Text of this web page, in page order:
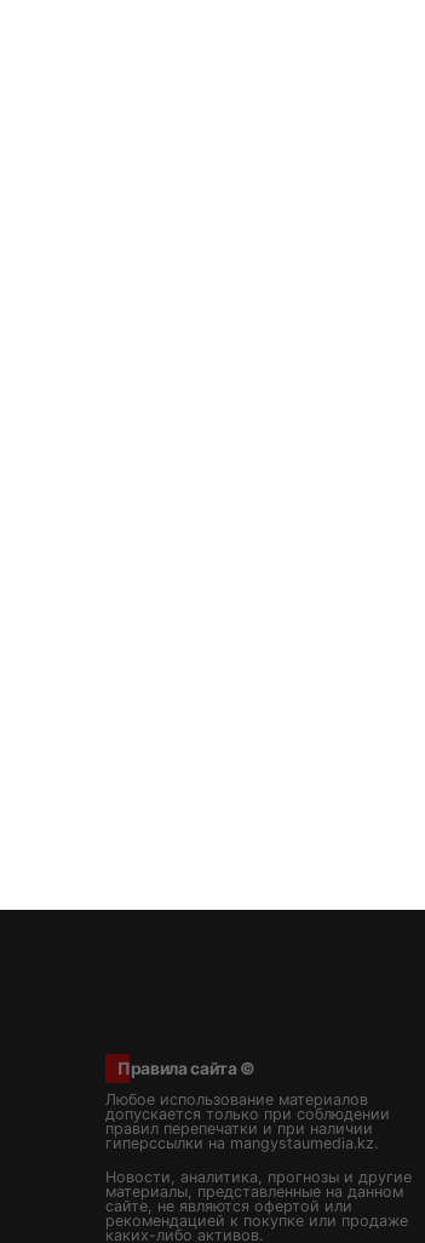
Правила сайта ©
Любое использование материалов
допускается только при соблюдении
правил перепечатки и при наличии
гиперссылки на mangystaumedia.kz.
Новости, аналитика, прогнозы и другие
материалы, представленные на данном
сайте, не являются офертой или
рекомендацией к покупке или продаже
каких-либо активов.